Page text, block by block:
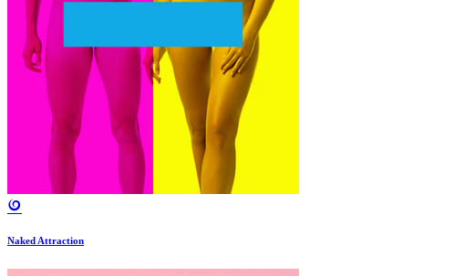
Naked Attraction